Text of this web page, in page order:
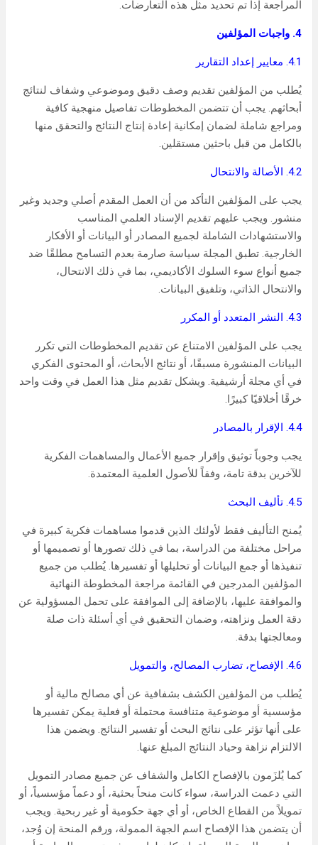
المراجعة إذا تم تحديد مثل هذه التعارضات.
4. واجبات المؤلفين
4.1. معايير إعداد التقارير
يُطلب من المؤلفين تقديم وصف دقيق وموضوعي وشفاف لنتائج
أبحاثهم. يجب أن تتضمن المخطوطات تفاصيل منهجية كافية
ومراجع شاملة لضمان إمكانية إعادة إنتاج النتائج والتحقق منها
بالكامل من قبل باحثين مستقلين.
4.2. الأصالة والانتحال
يجب على المؤلفين التأكد من أن العمل المقدم أصلي وجديد وغير
منشور. ويجب عليهم تقديم الإسناد العلمي المناسب
والاستشهادات الشاملة لجميع المصادر أو البيانات أو الأفكار
الخارجية. تطبق المجلة سياسة صارمة بعدم التسامح مطلقًا ضد
جميع أنواع سوء السلوك الأكاديمي، بما في ذلك الانتحال،
والانتحال الذاتي، وتلفيق البيانات.
4.3. النشر المتعدد أو المكرر
يجب على المؤلفين الامتناع عن تقديم المخطوطات التي تكرر
البيانات المنشورة مسبقًا، أو نتائج الأبحاث، أو المحتوى الفكري
في أي مجلة أرشيفية. ويشكل تقديم مثل هذا العمل في وقت واحد
خرقًا أخلاقيًا كبيرًا.
4.4. الإقرار بالمصادر
يجب وجوباً توثيق وإقرار جميع الأعمال والمساهمات الفكرية
للآخرين بدقة تامة، وفقاً للأصول العلمية المعتمدة.
4.5. تأليف البحث
يُمنح التأليف فقط لأولئك الذين قدموا مساهمات فكرية كبيرة في
مراحل مختلفة من الدراسة، بما في ذلك تصورها أو تصميمها أو
تنفيذها أو جمع البيانات أو تحليلها أو تفسيرها. يُطلب من جميع
المؤلفين المدرجين في القائمة مراجعة المخطوطة النهائية
والموافقة عليها، بالإضافة إلى الموافقة على تحمل المسؤولية عن
دقة العمل ونزاهته، وضمان التحقيق في أي أسئلة ذات صلة
ومعالجتها بدقة.
4.6. الإفصاح، تضارب المصالح، والتمويل
يُطلب من المؤلفين الكشف بشفافية عن أي مصالح مالية أو
مؤسسية أو موضوعية متنافسة محتملة أو فعلية يمكن تفسيرها
على أنها تؤثر على نتائج البحث أو تفسير النتائج. ويضمن هذا
الالتزام نزاهة وحياد النتائج المبلغ عنها.
كما يُلزَمون بالإفصاح الكامل والشفاف عن جميع مصادر التمويل
التي دعمت الدراسة، سواء كانت منحاً بحثية، أو دعماً مؤسسياً، أو
تمويلاً من القطاع الخاص، أو أي جهة حكومية أو غير ربحية. ويجب
أن يتضمن هذا الإفصاح اسم الجهة الممولة، ورقم المنحة إن وُجد،